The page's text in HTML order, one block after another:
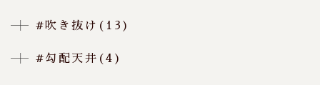
#吹き抜け(13)
#勾配天井(4)